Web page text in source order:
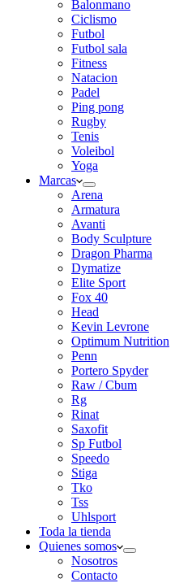
Balonmano
Ciclismo
Futbol
Futbol sala
Fitness
Natacion
Padel
Ping pong
Rugby
Tenis
Voleibol
Yoga
Marcas
Arena
Armatura
Avanti
Body Sculpture
Dragon Pharma
Dymatize
Elite Sport
Fox 40
Head
Kevin Levrone
Optimum Nutrition
Penn
Portero Spyder
Raw / Cbum
Rg
Rinat
Saxofit
Sp Futbol
Speedo
Stiga
Tko
Tss
Uhlsport
Toda la tienda
Quienes somos
Nosotros
Contacto